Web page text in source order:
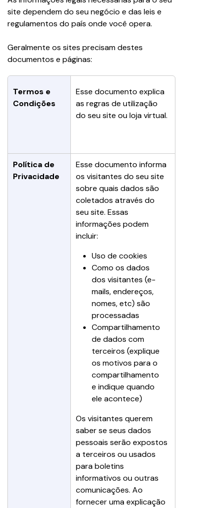
site dependem do seu negócio e das leis e
regulamentos do país onde você opera.
Geralmente os sites precisam destes
documentos e páginas:
Termos e
Condições
Esse documento explica
as regras de utilização
do seu site ou loja virtual.
Política de
Privacidade
Esse documento informa
os visitantes do seu site
sobre quais dados são
coletados através do
seu site. Essas
informações podem
incluir:
Uso de cookies
Como os dados
dos visitantes (e-
mails, endereços,
nomes, etc) são
processadas
Compartilhamento
de dados com
terceiros (explique
os motivos para o
compartilhamento
e indique quando
ele acontece)
Os visitantes querem
saber se seus dados
pessoais serão expostos
a terceiros ou usados
para boletins
informativos ou outras
comunicações. Ao
fornecer uma explicação